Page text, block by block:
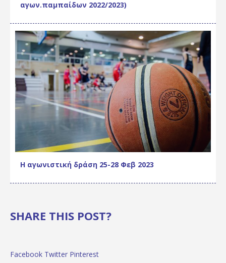
αγων.παμπαίδων 2022/2023)
Η αγωνιστική δράση 25-28 Φεβ 2023
SHARE THIS POST?
Facebook Twitter Pinterest